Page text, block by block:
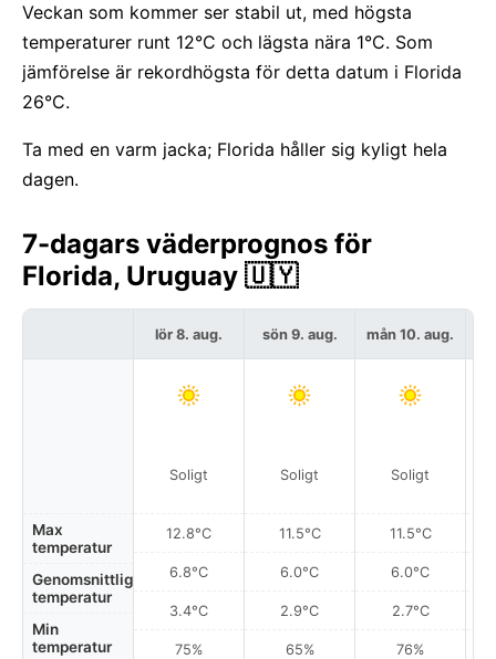
Veckan som kommer ser stabil ut, med högsta
temperaturer runt 12°C och lägsta nära 1°C. Som
jämförelse är rekordhögsta för detta datum i Florida
26°C.
Ta med en varm jacka; Florida håller sig kyligt hela
dagen.
7-dagars väderprognos för
Florida, Uruguay 🇺🇾
Max
temperatur
Genomsnittlig
temperatur
Min
temperatur
lör 8. aug.
Soligt
12.8°C
6.8°C
3.4°C
75%
sön 9. aug.
Soligt
11.5°C
6.0°C
2.9°C
65%
mån 10. aug.
Soligt
11.5°C
6.0°C
2.7°C
76%